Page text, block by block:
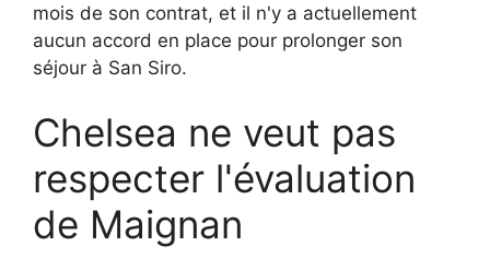
mois de son contrat, et il n'y a actuellement
aucun accord en place pour prolonger son
séjour à San Siro.
Chelsea ne veut pas
respecter l'évaluation
de Maignan